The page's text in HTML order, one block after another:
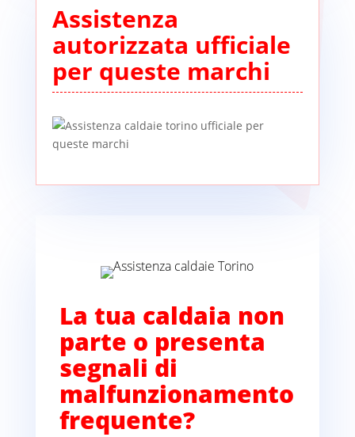
Assistenza
autorizzata ufficiale
per queste marchi
La tua caldaia non
parte o presenta
segnali di
malfunzionamento
frequente?